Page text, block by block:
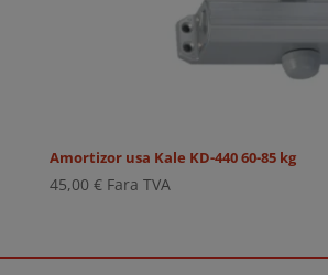
Amortizor usa Kale KD-440 60-85 kg
45,00 € Fara TVA